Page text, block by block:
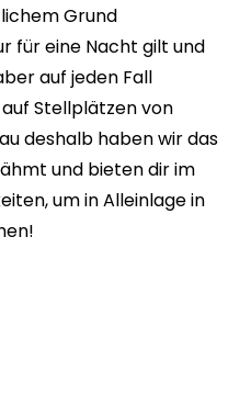
Grund
für eine Nacht gilt und
auf jeden Fall
Stellplätzen von
deshalb haben wir das
und bieten dir im
um in Alleinlage in